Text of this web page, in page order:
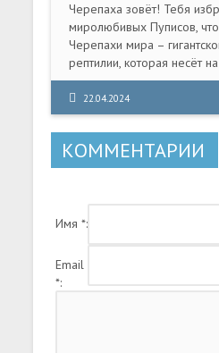
Черепаха зовёт! Тебя
миролюбивых Пуписов,
Черепахи мира –
рептилии, которая несёт
весь известный им мир.
22.04.2024
КОММЕНТАРИИ
Имя *:
Email
*: